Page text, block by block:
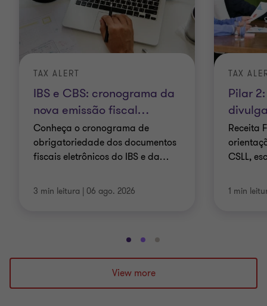
IBS e CBS: cronograma da
nova emissão fiscal…
TAX ALERT
Conheça o cronograma de
obrigatoriedade dos documentos
fiscais eletrônicos do IBS e da…
3 min leitura | 06 ago. 2026
Pilar
TAX
Receita
CSLL,
1 min
Ir
para
o
slide
Ir
para
o
slide
Ir
para
slide
View more